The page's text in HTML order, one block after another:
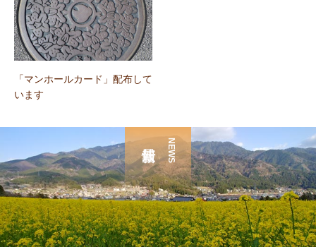
「マンホールカード」配布して
います
NEWS